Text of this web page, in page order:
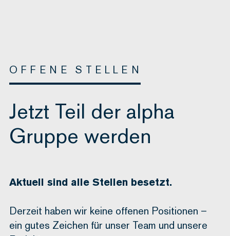
OFFENE STELLEN
Jetzt Teil der alpha
Gruppe werden
Aktuell sind alle Stellen besetzt.
Derzeit haben wir keine offenen Positionen –
ein gutes Zeichen für unser Team und unsere